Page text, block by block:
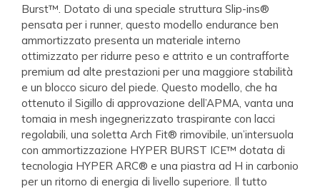
Burst™. Dotato di una speciale struttura Slip-ins®
pensata per i runner, questo modello endurance ben
ammortizzato presenta un materiale interno
ottimizzato per ridurre peso e attrito e un contrafforte
premium ad alte prestazioni per una maggiore stabilità
e un blocco sicuro del piede. Questo modello, che ha
ottenuto il Sigillo di approvazione dell’APMA, vanta una
tomaia in mesh ingegnerizzato traspirante con lacci
regolabili, una soletta Arch Fit® rimovibile, un’intersuola
con ammortizzazione HYPER BURST ICE™ dotata di
tecnologia HYPER ARC® e una piastra ad H in carbonio
per un ritorno di energia di livello superiore. Il tutto